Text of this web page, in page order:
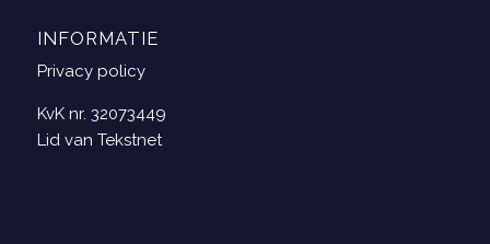
INFORMATIE
Privacy policy
KvK nr. 32073449
Lid van Tekstnet